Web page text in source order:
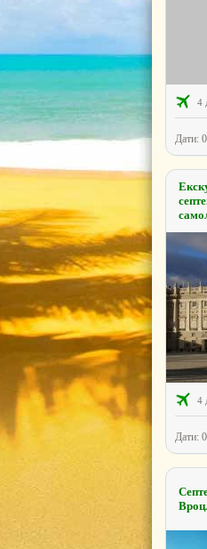
4
Дати:
4
Дати: